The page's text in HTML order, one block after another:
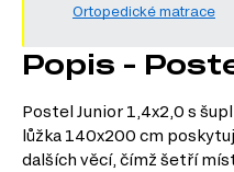
Ortopedické matrace
Popis -
Postel Junior 1,4x2,0 s
lůžka 140x200 cm
dalších věcí, čímž šetří